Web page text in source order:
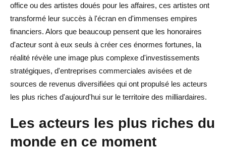
office ou des artistes doués pour les affaires, ces artistes ont
transformé leur succès à l'écran en d'immenses empires
financiers. Alors que beaucoup pensent que les honoraires
d'acteur sont à eux seuls à créer ces énormes fortunes, la
réalité révèle une image plus complexe d'investissements
stratégiques, d'entreprises commerciales avisées et de
sources de revenus diversifiées qui ont propulsé les acteurs
les plus riches d'aujourd'hui sur le territoire des milliardaires.
Les acteurs les plus riches du
monde en ce moment